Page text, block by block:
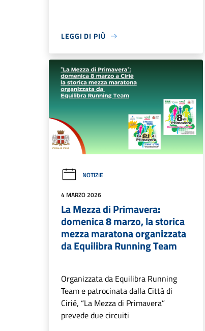
LEGGI DI PIÙ
NOTIZIE
4 MARZO 2026
La Mezza di Primavera:
domenica 8 marzo, la storica
mezza maratona organizzata
da Equilibra Running Team
Organizzata da Equilibra Running
Team e patrocinata dalla Città di
Cirié, “La Mezza di Primavera”
prevede due circuiti